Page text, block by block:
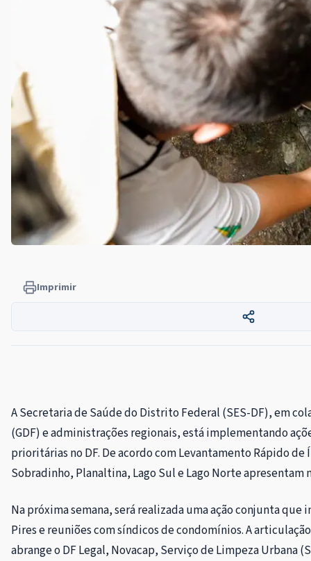
Imprimir
A Secretaria de Saúde do Distrito Federal (SES-DF), em
(GDF) e administrações regionais, está implementando
prioritárias no DF. De acordo com Levantamento Rápido de
Sobradinho, Planaltina, Lago Sul e Lago Norte
Na próxima semana, será realizada uma ação conjunta
Pires e reuniões com síndicos de condomínios. A
abrange o DF Legal, Novacap, Serviço de Limpeza Urbana